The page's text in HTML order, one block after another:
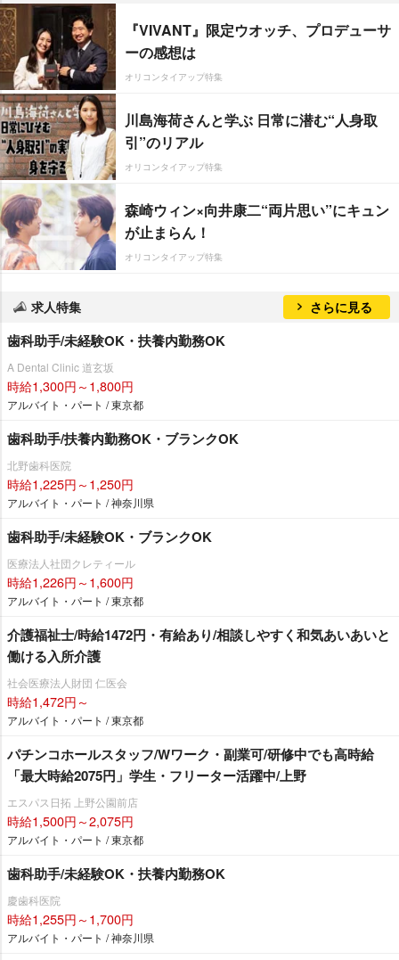
『VIVANT』限定ウオッチ、プロデューサ
ーの感想は
オリコンタイアップ特集
川島海荷さんと学ぶ 日常に潜む“人身取
引”のリアル
オリコンタイアップ特集
森崎ウィン×向井康二“両片思い”にキュン
が止まらん！
オリコンタイアップ特集
求人特集 さらに見る
歯科助手/未経験OK・扶養内勤務OK
A Dental Clinic 道玄坂
時給1,300円～1,800円
アルバイト・パート / 東京都
歯科助手/扶養内勤務OK・ブランクOK
北野歯科医院
時給1,225円～1,250円
アルバイト・パート / 神奈川県
歯科助手/未経験OK・ブランクOK
医療法人社団クレティール
時給1,226円～1,600円
アルバイト・パート / 東京都
介護福祉士/時給1472円・有給あり/相談しやすく和気あいあいと
働ける入所介護
社会医療法人財団 仁医会
時給1,472円～
アルバイト・パート / 東京都
パチンコホールスタッフ/Wワーク・副業可/研修中でも高時給
「最大時給2075円」学生・フリーター活躍中/上野
エスパス日拓 上野公園前店
時給1,500円～2,075円
アルバイト・パート / 東京都
歯科助手/未経験OK・扶養内勤務OK
慶歯科医院
時給1,255円～1,700円
アルバイト・パート / 神奈川県